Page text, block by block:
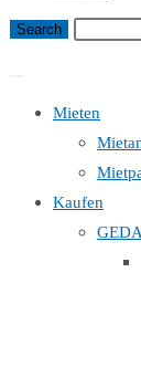
Mieten
Kaufen